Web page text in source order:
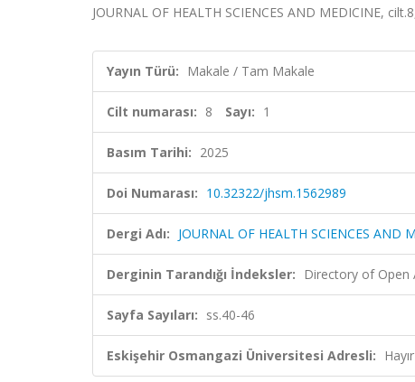
JOURNAL OF HEALTH SCIENCES AND MEDICINE,
Yayın Türü: Makale / Tam Makale
Cilt numarası: 8 Sayı: 1
Basım Tarihi: 2025
Doi Numarası: 10.32322/jhsm.1562989
Dergi Adı: JOURNAL OF HEALTH SCIENCES AND
Derginin Tarandığı İndeksler: Directory of Open
Sayfa Sayıları: ss.40-46
Eskişehir Osmangazi Üniversitesi Adresli: Hayır